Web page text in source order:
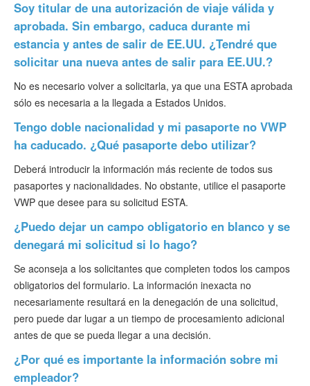
Soy titular de una autorización de viaje válida y
aprobada. Sin embargo, caduca durante mi
estancia y antes de salir de EE.UU. ¿Tendré que
solicitar una nueva antes de salir para EE.UU.?
No es necesario volver a solicitarla, ya que una ESTA aprobada
sólo es necesaria a la llegada a Estados Unidos.
Tengo doble nacionalidad y mi pasaporte no VWP
ha caducado. ¿Qué pasaporte debo utilizar?
Deberá introducir la información más reciente de todos sus
pasaportes y nacionalidades. No obstante, utilice el pasaporte
VWP que desee para su solicitud ESTA.
¿Puedo dejar un campo obligatorio en blanco y se
denegará mi solicitud si lo hago?
Se aconseja a los solicitantes que completen todos los campos
obligatorios del formulario. La información inexacta no
necesariamente resultará en la denegación de una solicitud,
pero puede dar lugar a un tiempo de procesamiento adicional
antes de que se pueda llegar a una decisión.
¿Por qué es importante la información sobre mi
empleador?